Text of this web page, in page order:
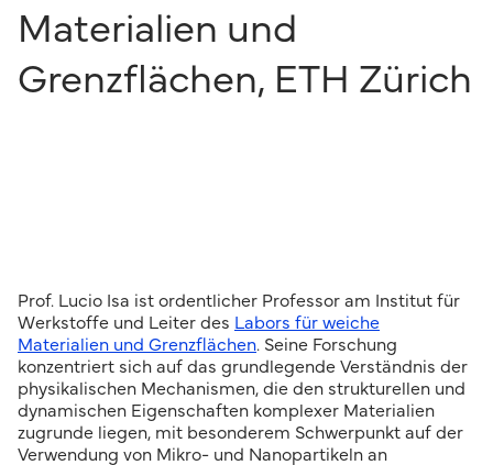
Materialien und
Grenzflächen, ETH Zürich
Prof. Lucio Isa ist ordentlicher Professor am Institut für
Werkstoffe und Leiter des Labors für weiche
Materialien und Grenzflächen. Seine Forschung
konzentriert sich auf das grundlegende Verständnis der
physikalischen Mechanismen, die den strukturellen und
dynamischen Eigenschaften komplexer Materialien
zugrunde liegen, mit besonderem Schwerpunkt auf der
Verwendung von Mikro- und Nanopartikeln an